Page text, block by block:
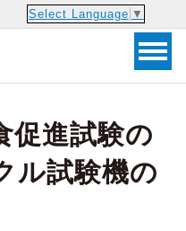
Select Language ▼
促進試験の
ル試験機の